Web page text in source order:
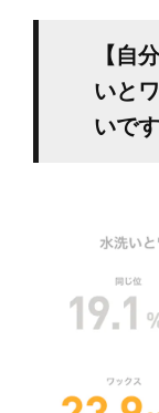
【自
いと
いで